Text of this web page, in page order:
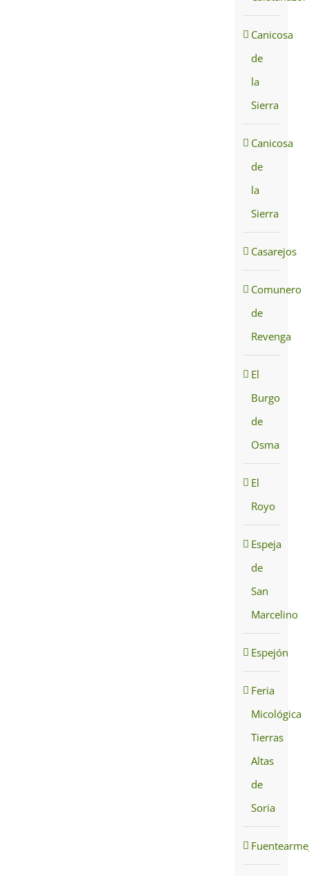
Canicosa
de
la
Sierra
Canicosa
de
la
Sierra
Casarejos
Comunero
de
Revenga
El
Burgo
de
Osma
El
Royo
Espeja
de
San
Marcelino
Espejón
Feria
Micológica
Tierras
Altas
de
Soria